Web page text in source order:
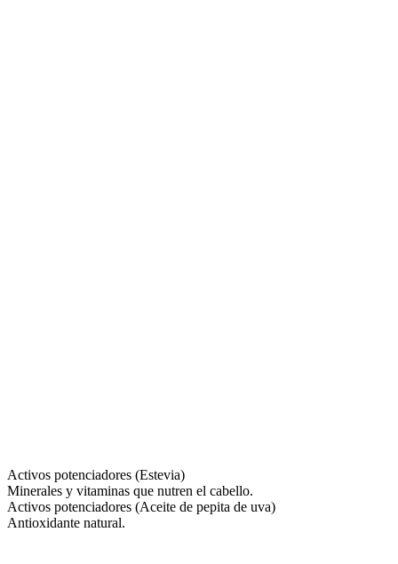
Activos potenciadores (Estevia)
Minerales y vitaminas que nutren el cabello.
Activos potenciadores (Aceite de pepita de uva)
Antioxidante natural.